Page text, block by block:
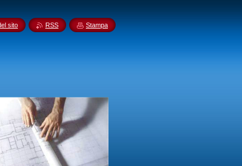
sito RSS Stampa